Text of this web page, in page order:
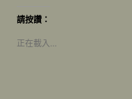
請按讚：
正在載入…